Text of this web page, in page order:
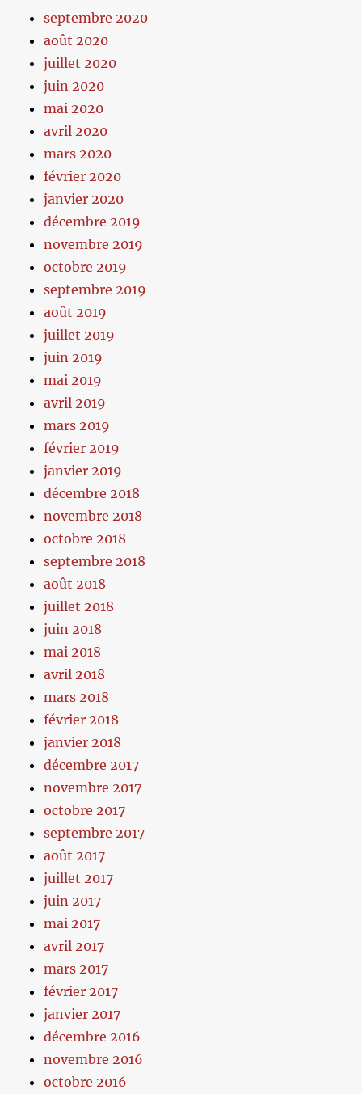
septembre 2020
août 2020
juillet 2020
juin 2020
mai 2020
avril 2020
mars 2020
février 2020
janvier 2020
décembre 2019
novembre 2019
octobre 2019
septembre 2019
août 2019
juillet 2019
juin 2019
mai 2019
avril 2019
mars 2019
février 2019
janvier 2019
décembre 2018
novembre 2018
octobre 2018
septembre 2018
août 2018
juillet 2018
juin 2018
mai 2018
avril 2018
mars 2018
février 2018
janvier 2018
décembre 2017
novembre 2017
octobre 2017
septembre 2017
août 2017
juillet 2017
juin 2017
mai 2017
avril 2017
mars 2017
février 2017
janvier 2017
décembre 2016
novembre 2016
octobre 2016